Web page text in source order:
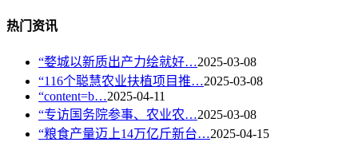
热门资讯
“婺城以新质出产力绘就好…2025-03-08
“116个聪慧农业扶植项目推…2025-03-08
“content=b…2025-04-11
“专访国务院参事、农业农…2025-03-08
“粮食产量迈上14万亿斤新台…2025-04-15